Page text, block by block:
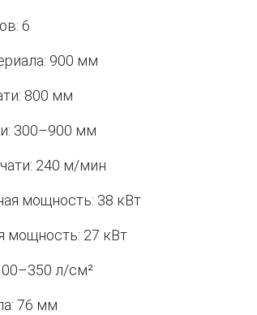
6
900 мм
800 мм
300–900 мм
240 м/мин
мощность: 38 кВт
мощность: 27 кВт
л/см²
76 мм